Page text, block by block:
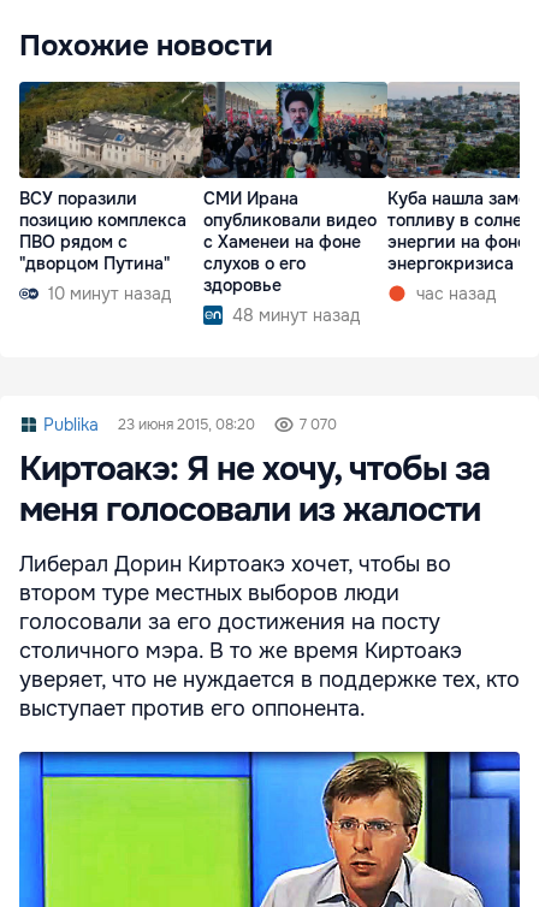
Похожие новости
ВСУ поразили
позицию комплекса
ПВО рядом с
"дворцом Путина"
10 минут назад
СМИ Ирана
опубликовали видео
с Хаменеи на фоне
слухов о его
здоровье
48 минут назад
Куба нашла
топливу в
энергии на фоне
энергокризиса
час назад
Publika 23 июня 2015, 08:20 7 070
Киртоакэ: Я не хочу, чтобы за
меня голосовали из жалости
Либерал Дорин Киртоакэ хочет, чтобы во
втором туре местных выборов люди
голосовали за его достижения на посту
столичного мэра. В то же время Киртоакэ
уверяет, что не нуждается в поддержке тех, кто
выступает против его оппонента.